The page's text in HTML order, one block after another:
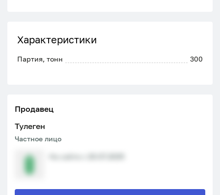
Характеристики
Партия, тонн 300
Продавец
Тулеген
Частное лицо